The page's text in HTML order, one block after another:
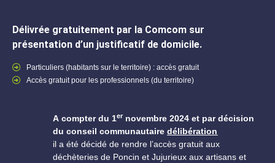
Délivrée gratuitement par la Comcom sur
présentation d’un justificatif de domicile.
Particuliers (habitants sur le territoire) : accès gratuit
Accès gratuit pour les professionnels (du territoire)
A compter du 1er novembre 2024 et par décision
du conseil communautaire délibération
il a été décidé de rendre l’accès gratuit aux
déchèteries de Poncin et Jujurieux aux artisans et